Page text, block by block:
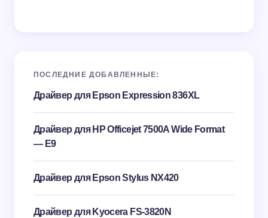
ПОСЛЕДНИЕ ДОБАВЛЕННЫЕ:
Драйвер для Epson Expression 836XL
Драйвер для HP Officejet 7500A Wide Format
— E9
Драйвер для Epson Stylus NX420
Драйвер для Kyocera FS-3820N